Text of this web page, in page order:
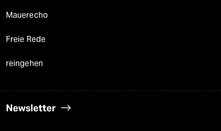
Mauerecho
Freie Rede
reingehen
Newsletter